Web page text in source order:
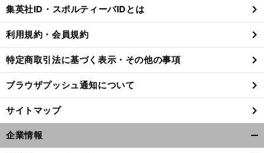
る
集英社ID・スポルティーバIDとは
利用規約・会員規約
特定商取引法に基づく表示・その他の事項
ブラウザプッシュ通知について
サイトマップ
企業情報